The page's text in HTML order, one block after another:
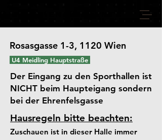
Rosasgasse 1-3, 1120 Wien
U4 Meidling Hauptstraße
Der Eingang zu den Sporthallen ist
NICHT beim Haupteigang sondern
bei der Ehrenfelsgasse
Hausregeln bitte beachten:
Zuschauen ist in dieser Halle immer